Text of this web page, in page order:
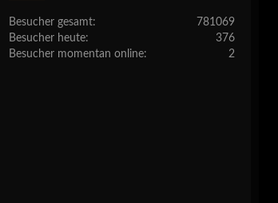
781069
Besucher gesamt:
376
Besucher heute:
2
Besucher momentan online: